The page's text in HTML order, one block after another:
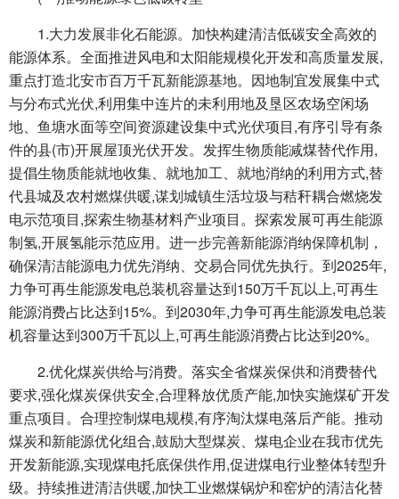
1.大力发展非化石能源。加快构建清洁低碳安全高效的
能源体系。全面推进风电和太阳能规模化开发和高质量发展,
重点打造北安市百万千瓦新能源基地。因地制宜发展集中式
与分布式光伏,利用集中连片的未利用地及垦区农场空闲场
地、鱼塘水面等空间资源建设集中式光伏项目,有序引导有条
件的县(市)开展屋顶光伏开发。发挥生物质能减煤替代作用,
提倡生物质能就地收集、就地加工、就地消纳的利用方式,替
代县城及农村燃煤供暖,谋划城镇生活垃圾与秸秆耦合燃烧发
电示范项目,探索生物基材料产业项目。探索发展可再生能源
制氢,开展氢能示范应用。进一步完善新能源消纳保障机制，
确保清洁能源电力优先消纳、交易合同优先执行。到2025年,
力争可再生能源发电总装机容量达到150万千瓦以上,可再生
能源消费占比达到15%。到2030年,力争可再生能源发电总装
机容量达到300万千瓦以上,可再生能源消费占比达到20%。
2.优化煤炭供给与消费。落实全省煤炭保供和消费替代
要求,强化煤炭保供安全,合理释放优质产能,加快实施煤矿开发
重点项目。合理控制煤电规模,有序淘汰煤电落后产能。推动
煤炭和新能源优化组合,鼓励大型煤炭、煤电企业在我市优先
开发新能源,实现煤电托底保供作用,促进煤电行业整体转型升
级。持续推进清洁供暖,加快工业燃煤锅炉和窑炉的清洁化替